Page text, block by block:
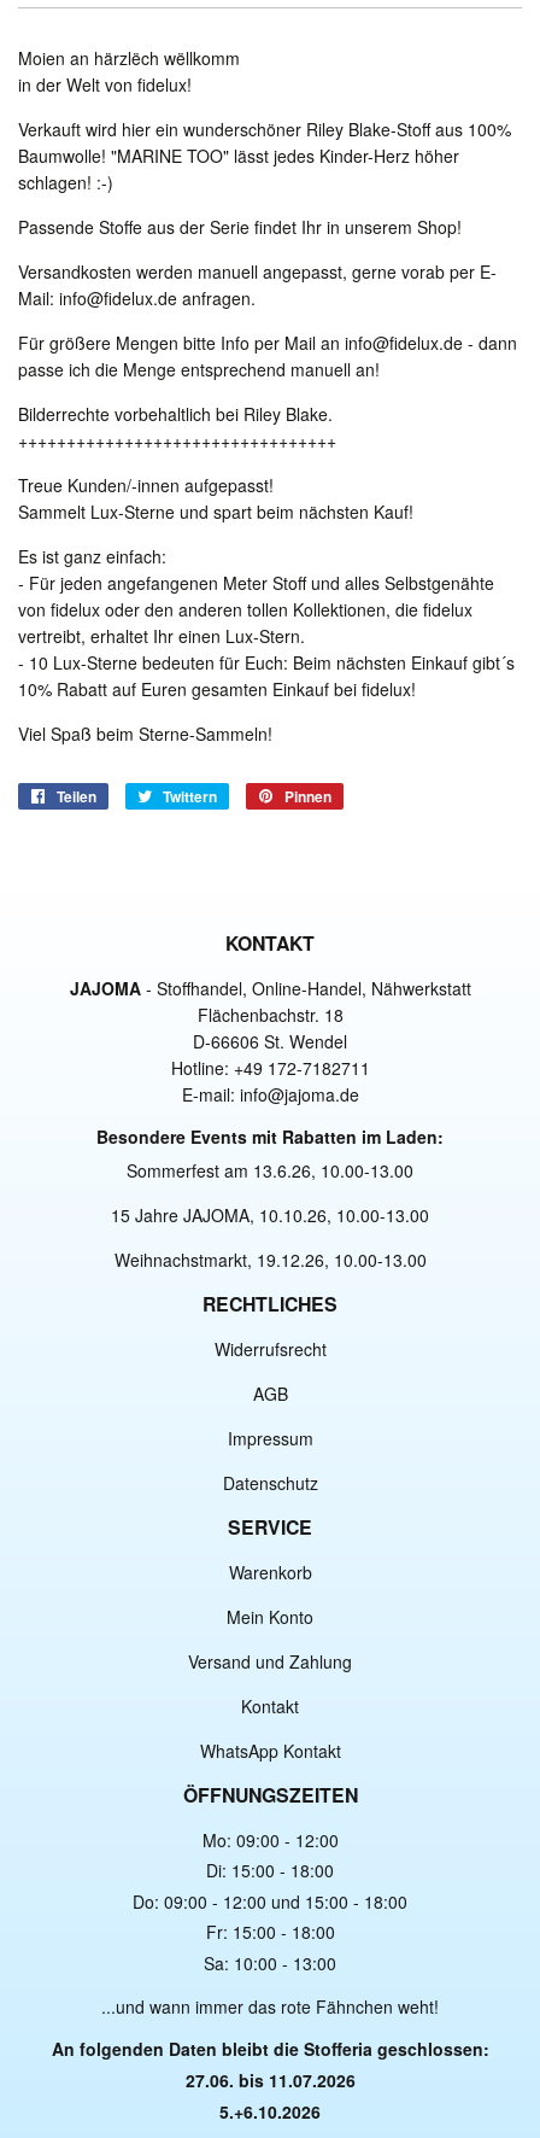
Moien an härzlëch wëllkomm
in der Welt von fidelux!
Verkauft wird hier ein wunderschöner Riley Blake-Stoff aus 100%
Baumwolle! "MARINE TOO" lässt jedes Kinder-Herz höher
schlagen! :-)
Passende Stoffe aus der Serie findet Ihr in unserem Shop!
Versandkosten werden manuell angepasst, gerne vorab per E-
Mail: info@fidelux.de anfragen.
Für größere Mengen bitte Info per Mail an info@fidelux.de - dann
passe ich die Menge entsprechend manuell an!
Bilderrechte vorbehaltlich bei Riley Blake.
+++++++++++++++++++++++++++++++++
Treue Kunden/-innen aufgepasst!
Sammelt Lux-Sterne und spart beim nächsten Kauf!
Es ist ganz einfach:
- Für jeden angefangenen Meter Stoff und alles Selbstgenähte
von fidelux oder den anderen tollen Kollektionen, die fidelux
vertreibt, erhaltet Ihr einen Lux-Stern.
- 10 Lux-Sterne bedeuten für Euch: Beim nächsten Einkauf gibt´s
10% Rabatt auf Euren gesamten Einkauf bei fidelux!
Viel Spaß beim Sterne-Sammeln!
Teilen Twittern Pinnen
KONTAKT
JAJOMA- Stoffhandel, Online-Handel, Nähwerkstatt
Flächenbachstr. 18
D-66606 St. Wendel
Hotline: +49 172-7182711
E-mail: info@jajoma.de
Besondere Events mit Rabatten im Laden:
Sommerfest am 13.6.26, 10.00-13.00
15 Jahre JAJOMA, 10.10.26, 10.00-13.00
Weihnachstmarkt, 19.12.26, 10.00-13.00
RECHTLICHES
Widerrufsrecht
AGB
Impressum
Datenschutz
SERVICE
Warenkorb
Mein Konto
Versand und Zahlung
Kontakt
WhatsApp Kontakt
ÖFFNUNGSZEITEN
Mo: 09:00 - 12:00
Di: 15:00 - 18:00
Do: 09:00 - 12:00 und 15:00 - 18:00
Fr: 15:00 - 18:00
Sa: 10:00 - 13:00
...und wann immer das rote Fähnchen weht!
An folgenden Daten bleibt die Stofferia geschlossen:
27.06. bis 11.07.2026
5.+6.10.2026